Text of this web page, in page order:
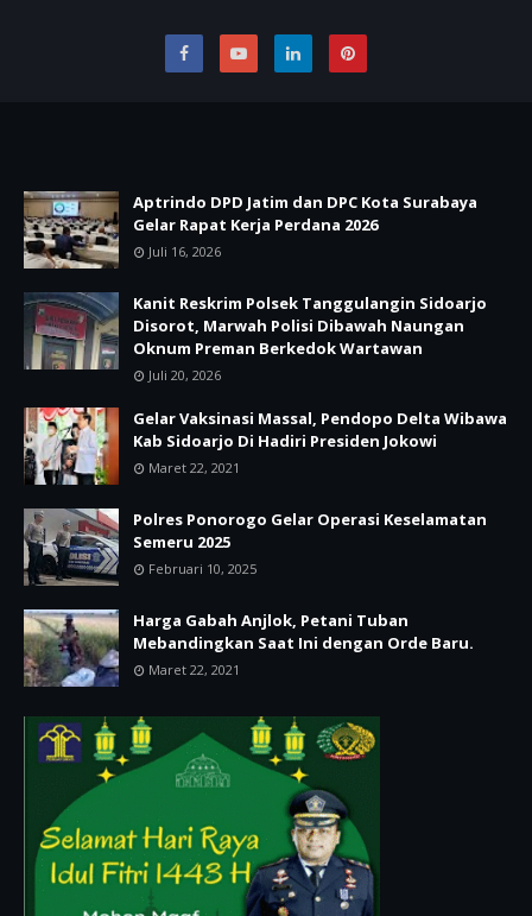
Aptrindo DPD Jatim dan DPC Kota Surabaya
Gelar Rapat Kerja Perdana 2026
Juli 16, 2026
Kanit Reskrim Polsek Tanggulangin Sidoarjo
Disorot, Marwah Polisi Dibawah Naungan
Oknum Preman Berkedok Wartawan
Juli 20, 2026
Gelar Vaksinasi Massal, Pendopo Delta Wibawa
Kab Sidoarjo Di Hadiri Presiden Jokowi
Maret 22, 2021
Polres Ponorogo Gelar Operasi Keselamatan
Semeru 2025
Februari 10, 2025
Harga Gabah Anjlok, Petani Tuban
Mebandingkan Saat Ini dengan Orde Baru.
Maret 22, 2021